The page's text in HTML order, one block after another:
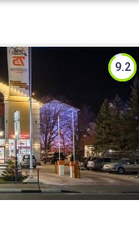
9.2